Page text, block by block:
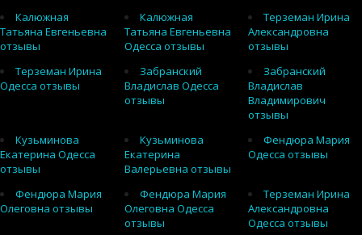
Калюжная
Татьяна Евгеньевна
отзывы
Калюжная
Татьяна Евгеньевна
Одесса отзывы
Терземан Ирина
Александровна
отзывы
Терземан Ирина
Одесса отзывы
Забранский
Владислав Одесса
отзывы
Забранский
Владислав
Владимирович
отзывы
Кузьминова
Екатерина Одесса
отзывы
Кузьминова
Екатерина
Валерьевна отзывы
Фендюра Мария
Одесса отзывы
Фендюра Мария
Олеговна отзывы
Фендюра Мария
Олеговна Одесса
отзывы
Терземан Ирина
Александровна
Одесса отзывы